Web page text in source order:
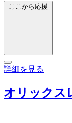
ここから応援
詳細を見る
オリックス